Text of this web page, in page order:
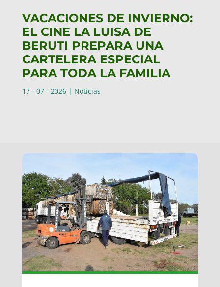
VACACIONES DE INVIERNO:
EL CINE LA LUISA DE
BERUTI PREPARA UNA
CARTELERA ESPECIAL
PARA TODA LA FAMILIA
17 - 07 - 2026| Noticias